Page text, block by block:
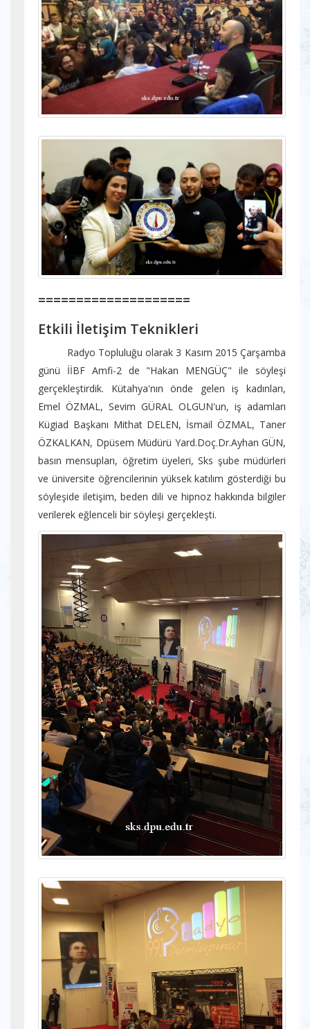
====================
Etkili İletişim Teknikleri
Radyo Topluluğu olarak 3 Kasım 2015 Çarşamba
günü İİBF Amfi-2 de "Hakan MENGÜÇ" ile söyleşi
gerçekleştirdik. Kütahya'nın önde gelen iş kadınları,
Emel ÖZMAL, Sevim GÜRAL OLGUN'un, iş adamları
Kügiad Başkanı Mithat DELEN, İsmail ÖZMAL, Taner
ÖZKALKAN, Dpüsem Müdürü Yard.Doç.Dr.Ayhan GÜN,
basın mensupları, öğretim üyeleri, Sks şube müdürleri
ve üniversite öğrencilerinin yüksek katılım gösterdiği bu
söyleşide iletişim, beden dili ve hipnoz hakkında bilgiler
verilerek eğlenceli bir söyleşi gerçekleşti.